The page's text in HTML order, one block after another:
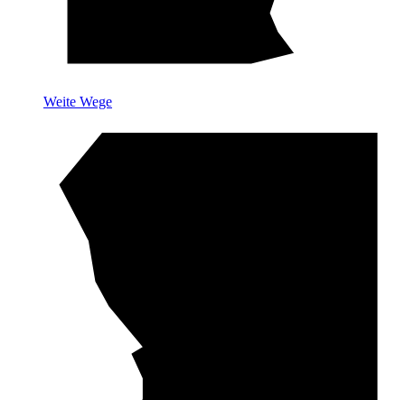
Weite Wege